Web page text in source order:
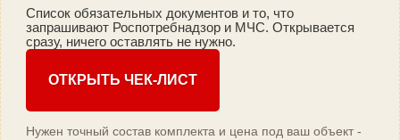
Список обязательных документов и то, что
запрашивают Роспотребнадзор и МЧС. Открывается
сразу, ничего оставлять не нужно.
ОТКРЫТЬ ЧЕК-ЛИСТ
Нужен точный состав комплекта и цена под ваш объект -